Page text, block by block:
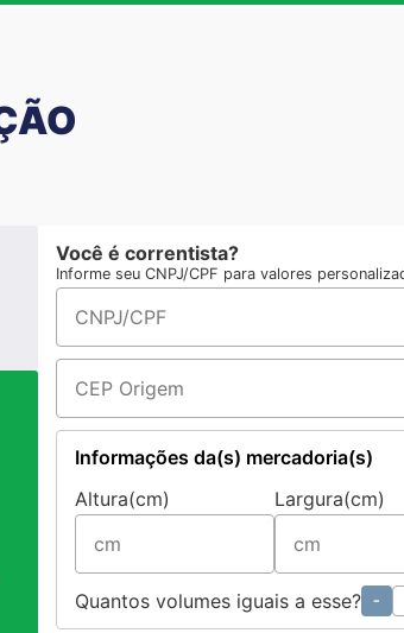
Você é correntista?
Informe seu CNPJ/CPF para valores
Informações da(s) mercadoria(s)
Altura(cm)
Largura(cm)
Quantos volumes iguais a esse? -